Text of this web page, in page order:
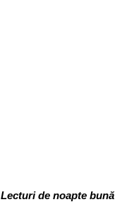
Lecturi de noapte bună